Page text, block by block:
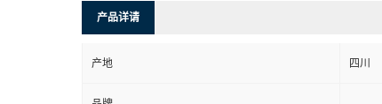
产品详请
产地 四川